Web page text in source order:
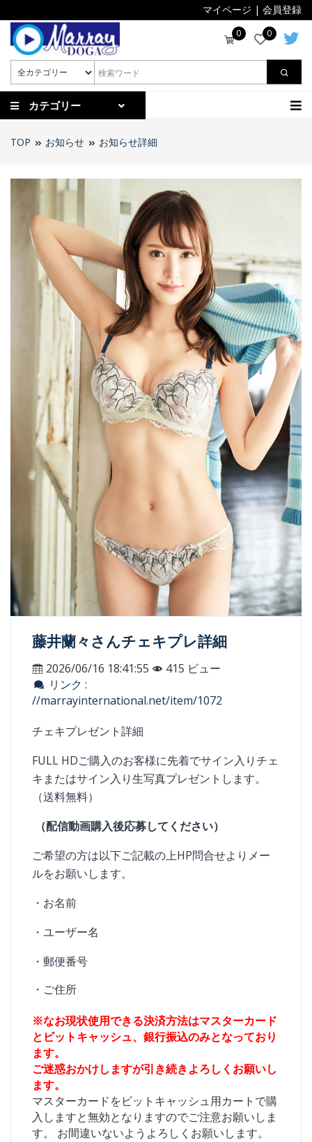
マイページ | 会員登録
0 0
カテゴリー
TOP お知らせ お知らせ詳細
藤井蘭々さんチェキプレ詳細
2026/06/16 18:41:55
415 ビュー
リンク :
//marrayinternational.net/item/1072
チェキプレゼント詳細
FULL HDご購入のお客様に先着でサイン入りチェ
キまたはサイン入り生写真プレゼントします。
（送料無料）
（配信動画購入後応募してください）
ご希望の方は以下ご記載の上HP問合せよりメー
ルをお願いします。
・お名前
・ユーザー名
・郵便番号
・ご住所
※なお現状使用できる決済方法はマスターカード
とビットキャッシュ、銀行振込のみとなっており
ます。
ご迷惑おかけしますが引き続きよろしくお願いし
ます。
マスターカードをビットキャッシュ用カートで購
入しますと無効となりますのでご注意お願いしま
す。 お間違いないようよろしくお願いします。